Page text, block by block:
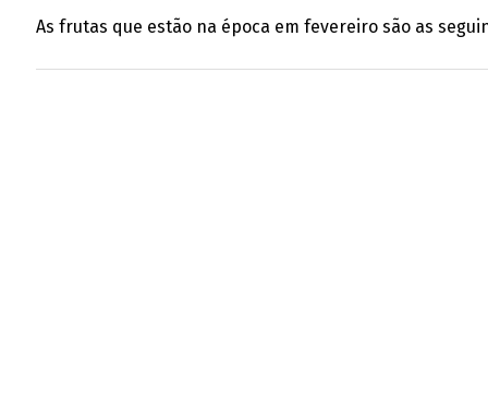
As frutas que estão na época em fevereiro são as